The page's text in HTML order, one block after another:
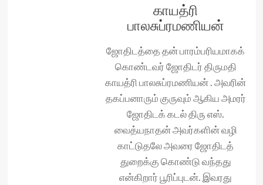
காயத்ரி
பாலசுப்ரமணியன்
ஜோதிடத்தை தன் பாரம்பரியமாகக்
கொண்டவர் ஜோதிடர் திருமதி
காயத்ரி பாலசுப்ரமணியன் . அவரின்
தகப்பனாரும் குருவும் ஆகிய அமரர்
ஜோதிடக் கடல் திரு எஸ்.
வைத்யநாதன் அவர்களின் வழி
காட்டுதலே அவரை ஜோதிடத்
துறைக்கு கொண்டு வந்தது
என்கிறார் பூரிப்புடன். இவரது